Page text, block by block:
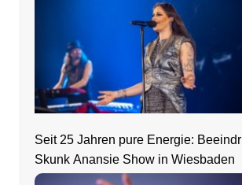
Seit 25 Jahren pure Energie:
Skunk Anansie Show in Wiesbaden